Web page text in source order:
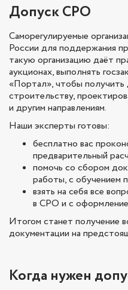
Допуск СРО
Саморегулируемые
России для поддержания
такую организацию даёт
аукционах, выполнять
«Портал», чтобы
строительству,
и другим направлениям.
Наши эксперты готовы:
бесплатно вас
предварительный
помочь со сбором
работы, с обучением
взять на себя все
в СРО и с
Итогом станет получение
документации на
Когда нужен